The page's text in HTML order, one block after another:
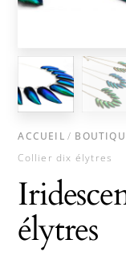
ACCUEIL/
Collier dix élytres
élytres